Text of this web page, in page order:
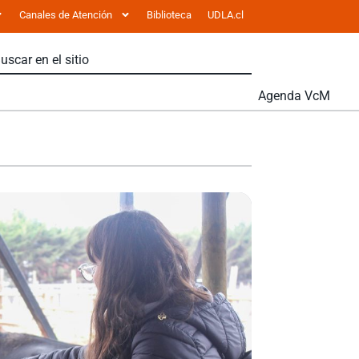
Canales de Atención Biblioteca UDLA.cl
Agenda VcM